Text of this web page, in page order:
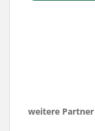
weitere